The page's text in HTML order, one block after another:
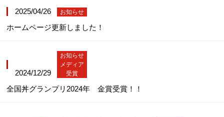
2025/04/26 お知らせ
ホームページ更新しました！
2024/12/29
お知らせ
メディア
受賞
全国丼グランプリ2024年 金賞受賞！！